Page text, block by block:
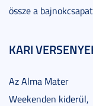
össze a
KARI
Az Alma Mater
Weekenden kiderül,